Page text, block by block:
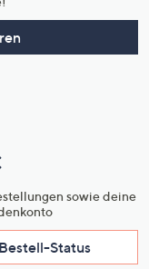
sowie deine
Bestell-Status